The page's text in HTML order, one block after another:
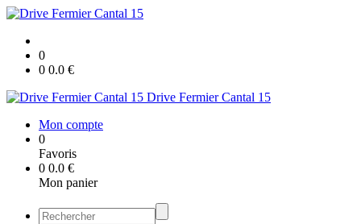
0
0 0.0 €
Drive Fermier Cantal 15
Mon compte
0
Favoris
0 0.0 €
Mon panier